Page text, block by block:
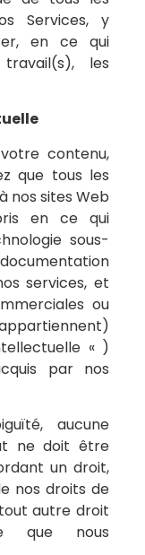
Services, y
en ce qui
les
contenu,
que tous les
nos sites Web
en ce qui
sous-
services, et
ou
« )
par nos
aucune
ne doit être
un droit,
nos droits de
autre droit
que nous